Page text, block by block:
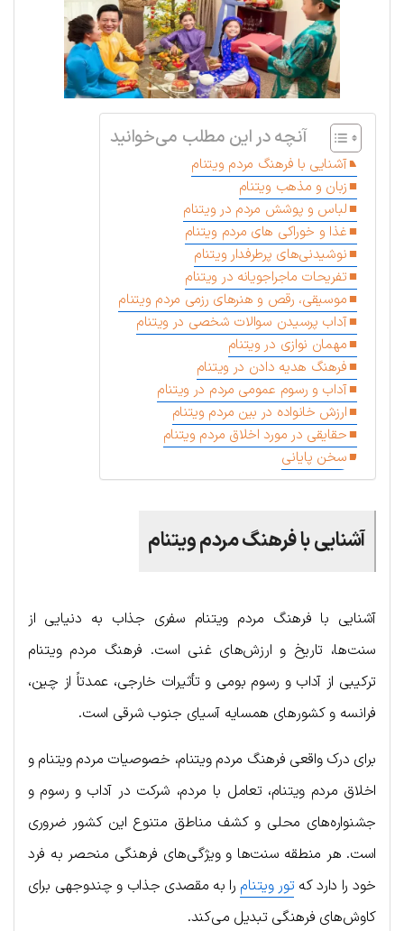
آنچه در این مطلب می‌خوانید
آشنایی با فرهنگ مردم ویتنام
زبان و مذهب ویتنام
لباس و پوشش مردم در ویتنام
غذا و خوراکی های مردم ویتنام
نوشیدنی‌های پرطرفدار ویتنام
تفریحات ماجراجویانه در ویتنام
موسیقی، رقص و هنرهای رزمی مردم ویتنام
آداب پرسیدن سوالات شخصی در ویتنام
مهمان نوازی در ویتنام
فرهنگ هدیه دادن در ویتنام
آداب و رسوم عمومی مردم در ویتنام
ارزش خانواده در بین مردم ویتنام
حقایقی در مورد اخلاق مردم ویتنام
سخن پایانی
آشنایی با فرهنگ مردم ویتنام
آشنایی با فرهنگ مردم ویتنام سفری جذاب به دنیایی از
سنت‌ها، تاریخ و ارزش‌های غنی است. فرهنگ مردم ویتنام
ترکیبی از آداب و رسوم بومی و تأثیرات خارجی، عمدتاً از چین،
فرانسه و کشورهای همسایه آسیای جنوب شرقی است.
برای درک واقعی فرهنگ مردم ویتنام، خصوصیات مردم ویتنام و
اخلاق مردم ویتنام، تعامل با مردم، شرکت در آداب و رسوم و
جشنواره‌های محلی و کشف مناطق متنوع این کشور ضروری
است. هر منطقه سنت‌ها و ویژگی‌های فرهنگی منحصر به فرد
خود را دارد که تور ویتنام را به مقصدی جذاب و چندوجهی برای
کاوش‌های فرهنگی تبدیل می‌کند.